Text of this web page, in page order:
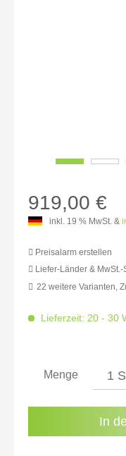
919,00 €
inkl. 19 % MwSt. &
Preisalarm erstellen
Sie haben die
Kenntnis
Liefer-Länder & MwSt.-
inkl. 20% MwSt.:
inkl. 22% MwSt.:
22 weitere Varianten,
Lieferzeit: 20 - 30
Menge
In